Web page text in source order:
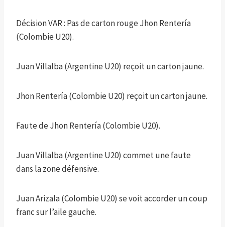
Décision VAR : Pas de carton rouge Jhon Rentería
(Colombie U20).
Juan Villalba (Argentine U20) reçoit un carton jaune.
Jhon Rentería (Colombie U20) reçoit un carton jaune.
Faute de Jhon Rentería (Colombie U20).
Juan Villalba (Argentine U20) commet une faute
dans la zone défensive.
Juan Arizala (Colombie U20) se voit accorder un coup
franc sur l’aile gauche.